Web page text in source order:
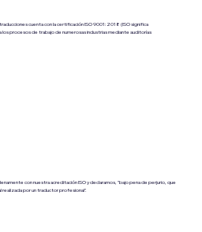
cuenta con la certificación ISO 9001:2018 (ISO significa
los procesos de trabajo de numerosas industrias mediante auditorías
con nuestra acreditación ISO y declaramos, "bajo pena de perjurio, que
realizada por un traductor profesional".